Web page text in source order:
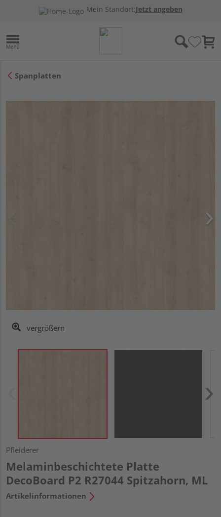
Mein Standort:Jetzt angeben
Spanplatten
vergrößern
Pfleiderer
Melaminbeschichtete Platte
DecoBoard P2 R27044 Spitzahorn, ML
Artikelinformationen